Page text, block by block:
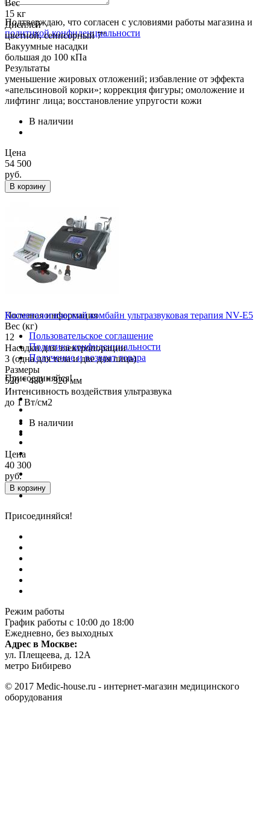
Вес
15 кг
Дисплей
цветной, сеннсорный 7"
Вакуумные насадки
большая до 100 кПа
Результаты
уменьшение жировых отложений; избавление от эффекта
«апельсиновой корки»; коррекция фигуры; омоложение и
лифтинг лица; восстановление упругости кожи
В наличии
Цена
54 500
руб.
В корзину
Косметологический комбайн ультразвуковая терапия NV-E5
Вес (кг)
12
Насадки для электропорации
3 (одна для тела и две для лица)
Размеры
520 * 480 * 320 мм
Интенсивность воздействия ультразвука
до 1 Вт/см2
В наличии
Цена
40 300
руб.
В корзину
Подтверждаю, что согласен с условиями работы магазина и
политикой конфиденциальности
Отправить
Подробнее
О компании
Условия оплаты
Условия доставки
Полезная информация
Пользовательское соглашение
Политика конфиденциальности
Получение и возврат товара
Присоединяйся!
Присоединяйся!
Режим работы
График работы с 10:00 до 18:00
Ежедневно, без выходных
Адрес в Москве:
ул. Плещеева, д. 12А
метро Бибирево
© 2017 Medic-house.ru - интернет-магазин медицинского
оборудования